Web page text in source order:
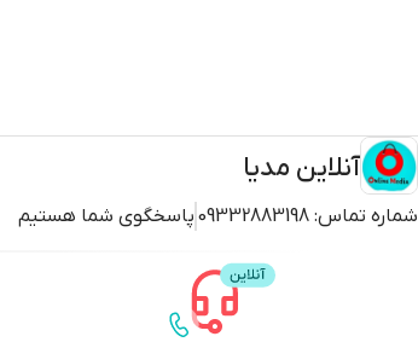
نوردهی برای تن های پوستی مختلف، در هر زمانی
آنلاین مدیا
شماره تماس: 09332883198 پاسخگوی شما هستیم